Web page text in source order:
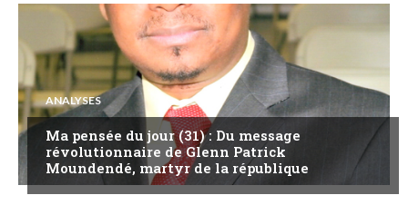
ANALYSES
Ma pensée du jour (31) : Du message
révolutionnaire de Glenn Patrick
Moundendé, martyr de la république